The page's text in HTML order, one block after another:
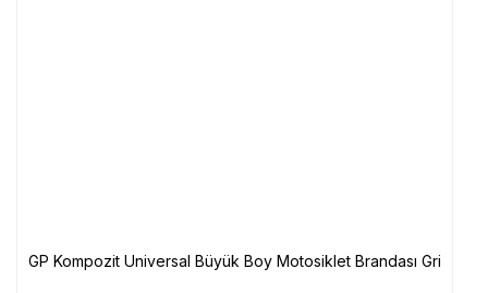
GP Kompozit Universal Büyük Boy Motosiklet Brandası Gri